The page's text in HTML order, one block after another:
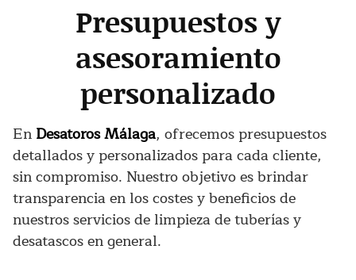
Presupuestos y
asesoramiento
personalizado
En Desatoros Málaga, ofrecemos presupuestos
detallados y personalizados para cada cliente,
sin compromiso. Nuestro objetivo es brindar
transparencia en los costes y beneficios de
nuestros servicios de limpieza de tuberías y
desatascos en general.